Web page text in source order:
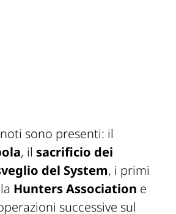
sono presenti: il
, il sacrificio dei
del System, i primi
Hunters Association e
successive sul